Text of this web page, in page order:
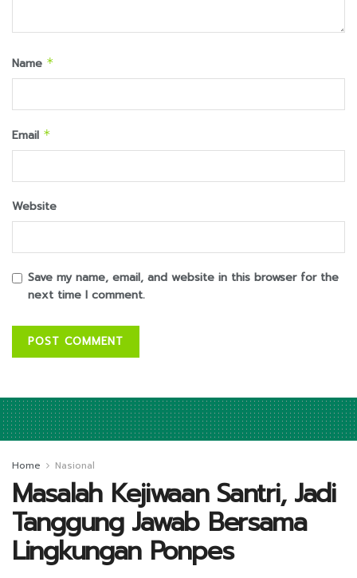
Name *
Email *
Website
Save my name, email, and website in this browser for the
next time I comment.
Home Nasional
Masalah Kejiwaan Santri, Jadi
Tanggung Jawab Bersama
Lingkungan Ponpes